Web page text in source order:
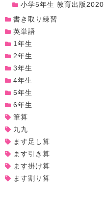
小学5年生 教育出版2020
書き取り練習
英単語
1年生
2年生
3年生
4年生
5年生
6年生
筆算
九九
ます足し算
ます引き算
ます掛け算
ます割り算